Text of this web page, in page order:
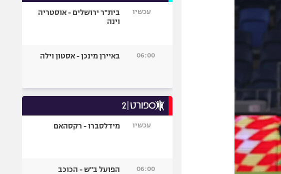
עכשיו
בית"ר ירושלים - אוסטריה
וינה
06:00 באיירן מינכן - אסטון וילה
עכשיו מידלסברו - רקסהאם
06:00
הפועל ב"ש - הכוכב